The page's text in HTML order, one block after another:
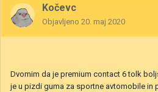
Kočevc
Objavljeno 20. maj 2020
Dvomim da je premium contact 6 tolk
je u pizdi guma za sportne avtomobile in